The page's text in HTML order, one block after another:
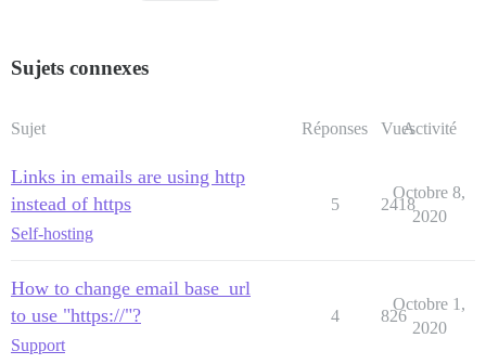
Sujets connexes
Sujet Réponses VuesActivité
Links in emails are using http
instead of https
Self-hosting
5 2418
Octobre 8,
2020
How to change email base_url
to use "https://"?
Support
4 826
Octobre 1,
2020